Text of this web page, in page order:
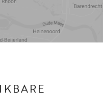
Voorzieningen